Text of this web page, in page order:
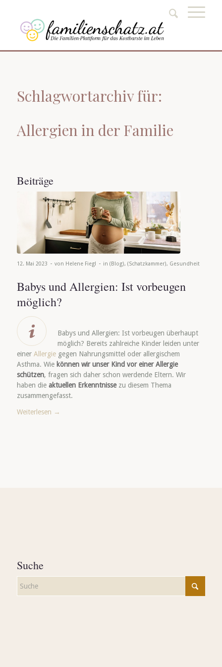
Schlagwortarchiv für:
Allergien in der Familie
Beiträge
12. Mai 2023 - von Helene Fiegl - in (Blog), (Schatzkammer), Gesundheit
Babys und Allergien: Ist vorbeugen
möglich?
Babys und Allergien: Ist vorbeugen überhaupt
möglich? Bereits zahlreiche Kinder leiden unter
einer Allergiegegen Nahrungsmittel oder allergischem
Asthma. Wie können wir unser Kind vor einer Allergie
schützen, fragen sich daher schon werdende Eltern. Wir
haben die aktuellen Erkenntnissezu diesem Thema
zusammengefasst.
Weiterlesen →
Suche